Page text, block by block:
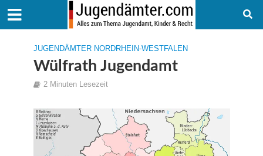
JUGENDÄMTER NORDRHEIN-WESTFALEN
Wülfrath Jugendamt
2 Minuten Lesezeit